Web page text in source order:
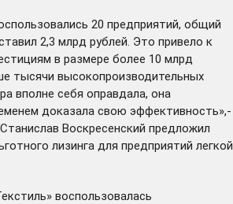
20 предприятий, общий
2,3 млрд рублей. Это привело к
в размере более 10 млрд
тысячи высокопроизводительных
вполне себя оправдала, она
доказала свою эффективность»,-
Воскресенский предложил
лизинга для предприятий легкой
воспользовалась